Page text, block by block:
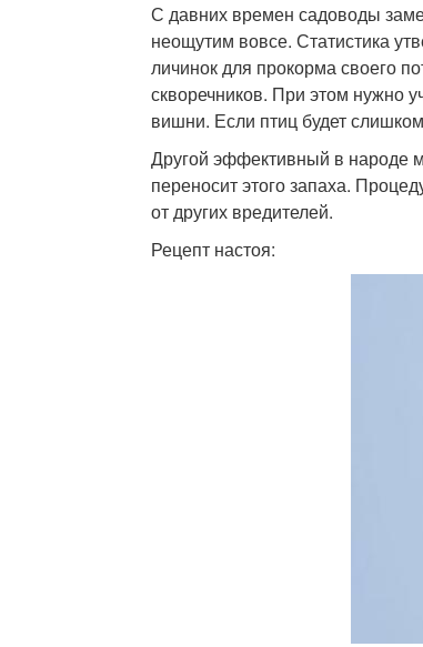
С давних времен садоводы
неощутим вовсе. Статистика
личинок для прокорма своего
скворечников. При этом нужно
вишни. Если птиц будет
Другой эффективный в народе
переносит этого запаха.
от других вредителей.
Рецепт настоя: